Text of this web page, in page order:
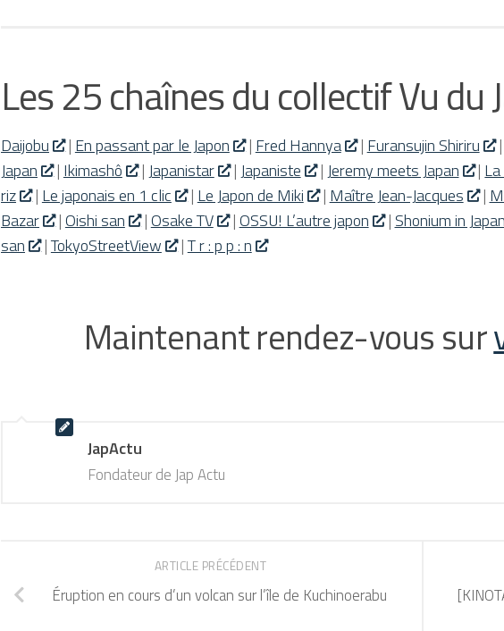
Les 25 chaînes du collectif Vu du
Daijobu | En passant par le Japon | Fred Hannya | Furansujin Shiriru |
Japan
| Ikimashô | Japanistar | Japaniste | Jeremy meets Japan |
riz
| Le japonais en 1 clic | Le Japon de Miki | Maître Jean-Jacques |
Bazar
|Oishi san |Osake TV |OSSU! L’autre japon |Shonium in Japan
san
|TokyoStreetView |T r : p p : n
Maintenant rendez-vous sur
JapActu
Fondateur de Jap Actu
ARTICLE PRÉCÉDENT
Éruption en cours d’un volcan sur l’île de Kuchinoerabu